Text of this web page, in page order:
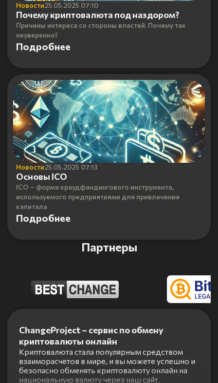
Новости25.05.2025 07:10
Почему криптовалюта под наздором?
Причины интереса со стороны властей. Почему так
неуверенно?
Подробнее
Новости25.05.2025 07:13
Основы ICO
ICO – форма краудфандингового инструмента,
используемого предприятиями для привлечения
капитала
Подробнее
Партнеры
ChangeProject – сервис по обмену
криптовалюты онлайн
Криптовалюта стала популярным средством
взаиморасчетов в мире, и вы можете успешно и
безопасно обменять криптовалюту онлайн на
национальную валюту через наш сайт.